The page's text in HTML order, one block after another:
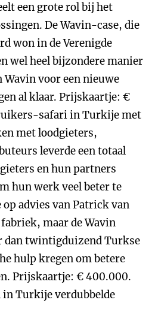
een grote rol bij het
De Wavin-case, die
won in de Verenigde
wel heel bijzondere manier
Wavin voor een nieuwe
al klaar. Prijskaartje: €
safari in Turkije met
met loodgieters,
leverde een totaal
en hun partners
hun werk veel beter te
op advies van Patrick van
maar de Wavin
dan twintigduizend Turkse
hulp kregen om betere
Prijskaartje: € 400.000.
in Turkije verdubbelde